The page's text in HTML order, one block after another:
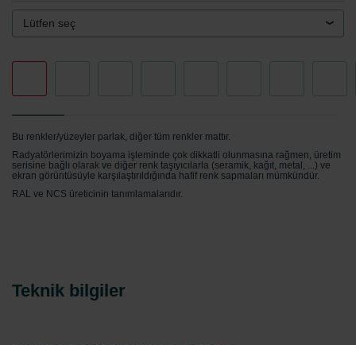
Zehnder Group Ibérica SAU: Política de privacidad
Zehnder Group Italia S.r.l.: Privacy
Zehnder Group Nederland bv: Privacyverklaringen
Zehnder Polska Sp. z o.o.: Oświadczenie o ochronie
danych Zehnder
Zehnder Group UK Limited: Privacy Policy
Lütfen seç
Bu renkler/yüzeyler parlak, diğer tüm renkler mattır.
Radyatörlerimizin boyama işleminde çok dikkatli olunmasına rağmen, üretim
serisine bağlı olarak ve diğer renk taşıyıcılarla (seramik, kağıt, metal, ...) ve
ekran görüntüsüyle karşılaştırıldığında hafif renk sapmaları mümkündür.
RAL ve NCS üreticinin tanımlamalarıdır.
Teknik bilgiler